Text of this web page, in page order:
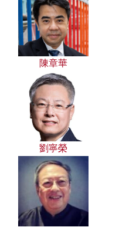
陳章華
劉寧榮